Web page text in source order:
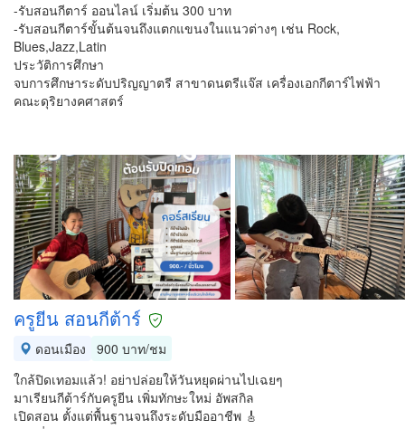
-รับสอนกีตาร์ ออนไลน์ เริ่มต้น 300 บาท
-รับสอนกีตาร์ขั้นต้นจนถึงแตกแขนงในแนวต่างๆ เช่น Rock,
Blues,Jazz,Latin
ประวัติการศึกษา
จบการศึกษาระดับปริญญาตรี สาขาดนตรีแจ๊ส เครื่องเอกกีตาร์ไฟฟ้า
คณะดุริยางคศาสตร์
ครูยีน สอนกีต้าร์
ดอนเมือง
900 บาท/ชม
ใกล้ปิดเทอมแล้ว! อย่าปล่อยให้วันหยุดผ่านไปเฉยๆ
มาเรียนกีต้าร์กับครูยีน เพิ่มทักษะใหม่ อัพสกิล
เปิดสอน ตั้งแต่พื้นฐานจนถึงระดับมืออาชีพ 🎸